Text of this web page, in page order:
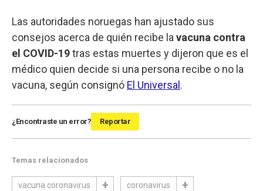
Las autoridades noruegas han ajustado sus
consejos acerca de quién recibe la vacuna contra
el COVID-19tras estas muertes y dijeron que es el
médico quien decide si una persona recibe o no la
vacuna, según consignó El Universal .
¿Encontraste un error? Reportar
Temas relacionados
vacuna coronavirus coronavirus